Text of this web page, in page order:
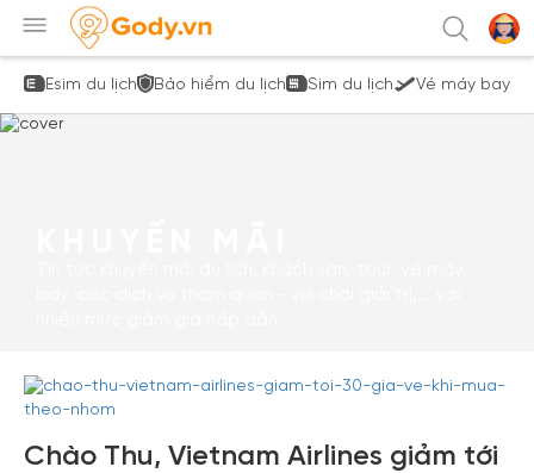
Esim du lịch Bảo hiểm du lịch Sim du lịch Vé máy bay
Chào Thu, Vietnam Airlines giảm tới